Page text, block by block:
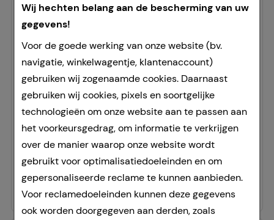
Wij hechten belang aan de bescherming van uw
gegevens!
Voor de goede werking van onze website (bv.
navigatie, winkelwagentje, klantenaccount)
gebruiken wij zogenaamde cookies. Daarnaast
gebruiken wij cookies, pixels en soortgelijke
technologieën om onze website aan te passen aan
het voorkeursgedrag, om informatie te verkrijgen
over de manier waarop onze website wordt
gebruikt voor optimalisatiedoeleinden en om
gepersonaliseerde reclame te kunnen aanbieden.
Voor reclamedoeleinden kunnen deze gegevens
ook worden doorgegeven aan derden, zoals
TRAUMON Gel 10%
Cooper Consumer Health Deutschland GmbH
50g
gel
04971953
Doorgaans gereed voor verzending binnen 24-36 uur.
12,58 €¹
Prijslijst: 12,97 €²
per 1 kg